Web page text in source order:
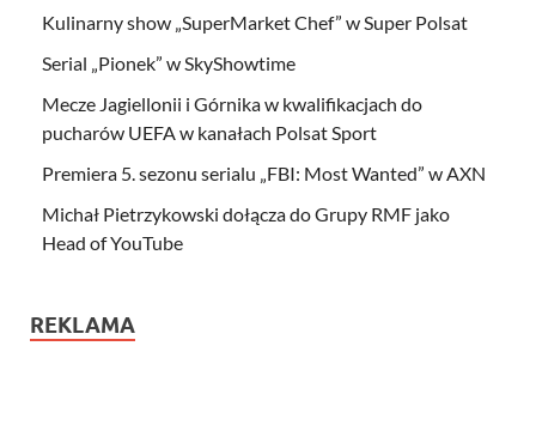
Kulinarny show „SuperMarket Chef” w Super Polsat
Serial „Pionek” w SkyShowtime
Mecze Jagiellonii i Górnika w kwalifikacjach do
pucharów UEFA w kanałach Polsat Sport
Premiera 5. sezonu serialu „FBI: Most Wanted” w AXN
Michał Pietrzykowski dołącza do Grupy RMF jako
Head of YouTube
REKLAMA